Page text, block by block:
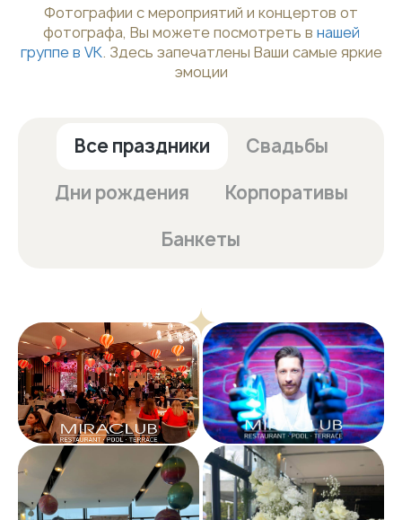
Фотографии с мероприятий и концертов от
фотографа, Вы можете посмотреть в нашей
группе в VK. Здесь запечатлены Ваши самые яркие
эмоции
Все праздники
Свадьбы
Дни рождения
Корпоративы
Банкеты